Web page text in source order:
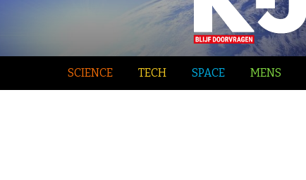
SCIENCE TECH SPACE MENS